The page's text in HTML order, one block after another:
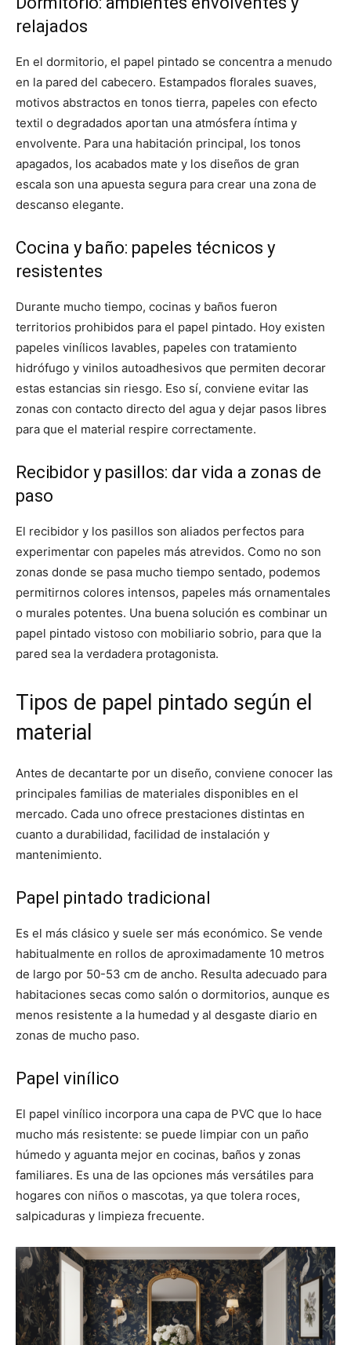
relajados
En el dormitorio, el papel pintado se concentra a menudo
en la pared del cabecero. Estampados florales suaves,
motivos abstractos en tonos tierra, papeles con efecto
textil o degradados aportan una atmósfera íntima y
envolvente. Para una habitación principal, los tonos
apagados, los acabados mate y los diseños de gran
escala son una apuesta segura para crear una zona de
descanso elegante.
Cocina y baño: papeles técnicos y
resistentes
Durante mucho tiempo, cocinas y baños fueron
territorios prohibidos para el papel pintado. Hoy existen
papeles vinílicos lavables, papeles con tratamiento
hidrófugo y vinilos autoadhesivos que permiten decorar
estas estancias sin riesgo. Eso sí, conviene evitar las
zonas con contacto directo del agua y dejar pasos libres
para que el material respire correctamente.
Recibidor y pasillos: dar vida a zonas de
paso
El recibidor y los pasillos son aliados perfectos para
experimentar con papeles más atrevidos. Como no son
zonas donde se pasa mucho tiempo sentado, podemos
permitirnos colores intensos, papeles más ornamentales
o murales potentes. Una buena solución es combinar un
papel pintado vistoso con mobiliario sobrio, para que la
pared sea la verdadera protagonista.
Tipos de papel pintado según el
material
Antes de decantarte por un diseño, conviene conocer las
principales familias de materiales disponibles en el
mercado. Cada uno ofrece prestaciones distintas en
cuanto a durabilidad, facilidad de instalación y
mantenimiento.
Papel pintado tradicional
Es el más clásico y suele ser más económico. Se vende
habitualmente en rollos de aproximadamente 10 metros
de largo por 50-53 cm de ancho. Resulta adecuado para
habitaciones secas como salón o dormitorios, aunque es
menos resistente a la humedad y al desgaste diario en
zonas de mucho paso.
Papel vinílico
El papel vinílico incorpora una capa de PVC que lo hace
mucho más resistente: se puede limpiar con un paño
húmedo y aguanta mejor en cocinas, baños y zonas
familiares. Es una de las opciones más versátiles para
hogares con niños o mascotas, ya que tolera roces,
salpicaduras y limpieza frecuente.